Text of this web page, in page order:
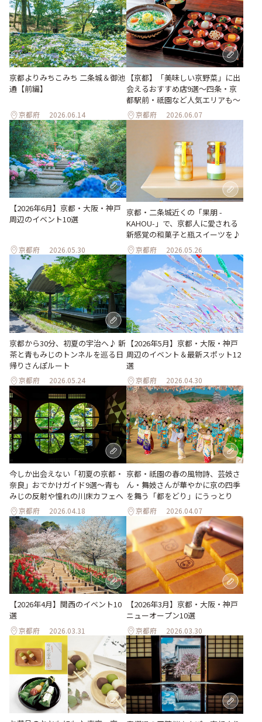
京都よりみちこみち 二条城＆御池
通【前編】
京都府 2026.06.14
【京都】「美味しい京野菜」に出
会えるおすすめ店9選～四条・京
都駅前・祇園など人気エリアも～
京都府 2026.06.07
【2026年6月】京都・大阪・神戸
周辺のイベント10選
京都府 2026.05.30
京都・二条城近くの「果朋 -
KAHOU-」で、京都人に愛される
新感覚の和菓子と瓶スイーツを♪
京都府 2026.05.26
京都から30分、初夏の宇治へ♪ 新
茶と青もみじのトンネルを巡る日
帰りさんぽルート
京都府 2026.05.24
【2026年5月】京都・大阪・神戸
周辺のイベント＆最新スポット12
選
京都府 2026.04.30
今しか出会えない「初夏の京都・
奈良」おでかけガイド9選～青も
みじの反射や憧れの川床カフェへ
京都府 2026.04.18
京都・祇園の春の風物詩、芸妓さ
ん・舞妓さんが華やかに京の四季
を舞う「都をどり」にうっとり
京都府 2026.04.07
【2026年4月】関西のイベント10
選
京都府 2026.03.31
【2026年3月】京都・大阪・神戸
ニューオープン10選
京都府 2026.03.30